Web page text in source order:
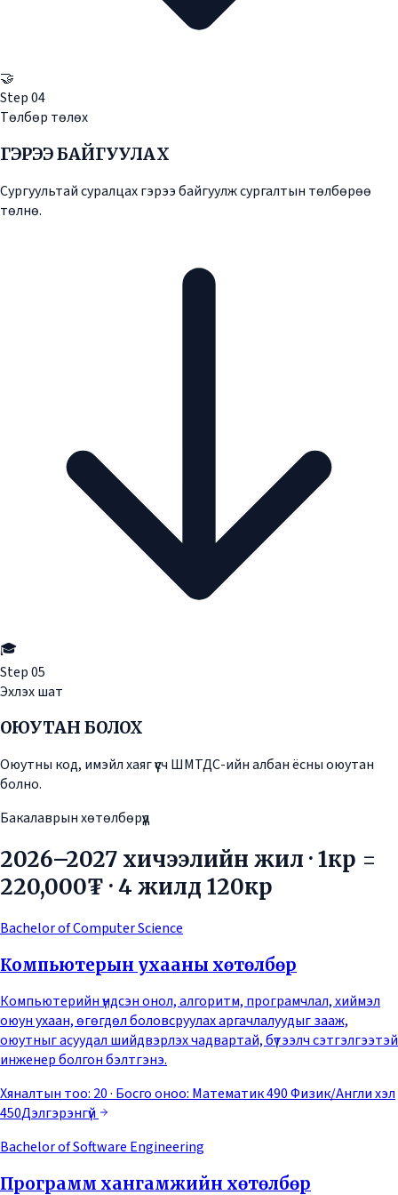
🤝
Step04
Төлбөр төлөх
ГЭРЭЭ БАЙГУУЛАХ
Сургуультай суралцах гэрээ байгуулж сургалтын төлбөрөө
төлнө.
🎓
Step05
Эхлэх шат
ОЮУТАН БОЛОХ
Оюутны код, имэйл хаяг үүсч ШМТДС-ийн албан ёсны оюутан
болно.
Бакалаврын хөтөлбөрүүд
2026–2027 хичээлийн жил · 1кр =
220,000₮ · 4 жилд 120кр
Bachelor of Computer Science
Компьютерын ухааны хөтөлбөр
Компьютерийн үндсэн онол, алгоритм, програмчлал, хиймэл
оюун ухаан, өгөгдөл боловсруулах аргачлалуудыг зааж,
оюутныг асуудал шийдвэрлэх чадвартай, бүтээлч сэтгэлгээтэй
инженер болгон бэлтгэнэ.
Хяналтын тоо: 20· Босго оноо: Математик 490 Физик/Англи хэл
450Дэлгэрэнгүй
Bachelor of Software Engineering
Программ хангамжийн хөтөлбөр